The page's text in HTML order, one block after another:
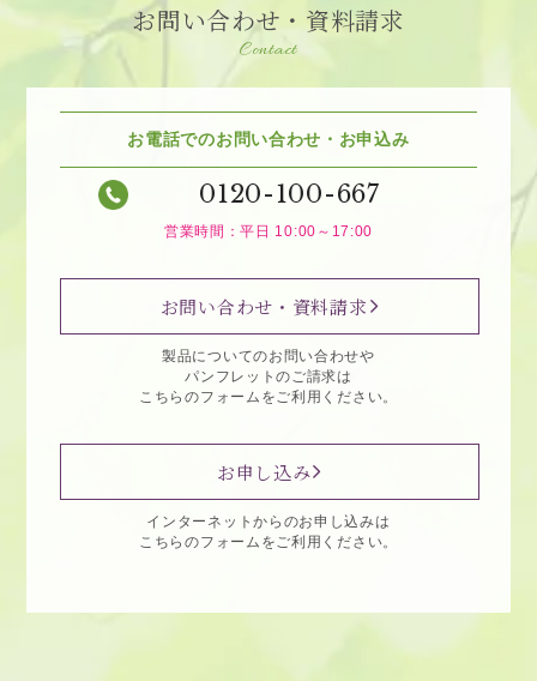
お問い合わせ・資料請求
Contact
お電話でのお問い合わせ・お申込み
0120-100-667
営業時間：平日 10:00～17:00
お問い合わせ・資料請求
製品についてのお問い合わせや
パンフレットのご請求は
こちらのフォームをご利用ください。
お申し込み
インターネットからのお申し込みは
こちらのフォームをご利用ください。